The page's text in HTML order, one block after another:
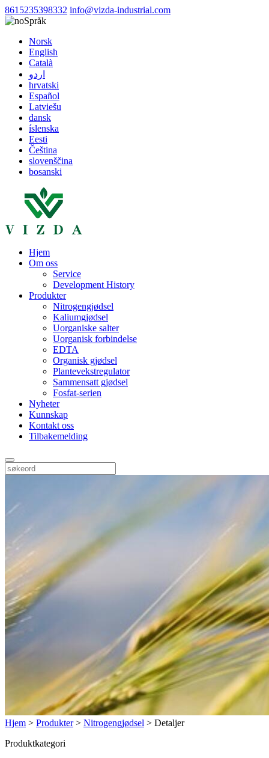
8615235398332 info@vizda-industrial.com
Språk
Norsk
English
Català
اردو
hrvatski
Español
Latviešu
dansk
íslenska
Eesti
Čeština
slovenščina
bosanski
Hjem
Om oss
Service
Development History
Produkter
Nitrogengjødsel
Kaliumgjødsel
Uorganiske salter
Uorganisk forbindelse
EDTA
Organisk gjødsel
Plantevekstregulator
Sammensatt gjødsel
Fosfat-serien
Nyheter
Kunnskap
Kontakt oss
Tilbakemelding
Hjem > Produkter> Nitrogengjødsel > Detaljer
Produktkategori